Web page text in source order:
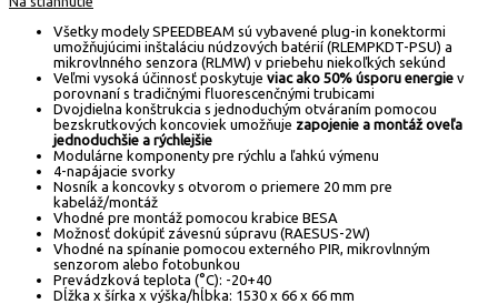
Všetky modely SPEEDBEAM sú vybavené plug-in konektormi
umožňujúcimi inštaláciu núdzových batérií (RLEMPKDT-PSU) a
mikrovlnného senzora (RLMW) v priebehu niekoľkých sekúnd
Veľmi vysoká účinnosť poskytuje viac ako 50% úsporu energie v
porovnaní s tradičnými fluorescenčnými trubicami
Dvojdielna konštrukcia s jednoduchým otváraním pomocou
bezskrutkových koncoviek umožňuje zapojenie a montáž oveľa
jednoduchšie a rýchlejšie
Modulárne komponenty pre rýchlu a ľahkú výmenu
4-napájacie svorky
Nosník a koncovky s otvorom o priemere 20 mm pre
kabeláž/montáž
Vhodné pre montáž pomocou krabice BESA
Možnosť dokúpiť závesnú súpravu (RAESUS-2W)
Vhodné na spínanie pomocou externého PIR, mikrovlnným
senzorom alebo fotobunkou
Prevádzková teplota (°C): -20+40
Dĺžka x šírka x výška/hĺbka: 1530 x 66 x 66 mm